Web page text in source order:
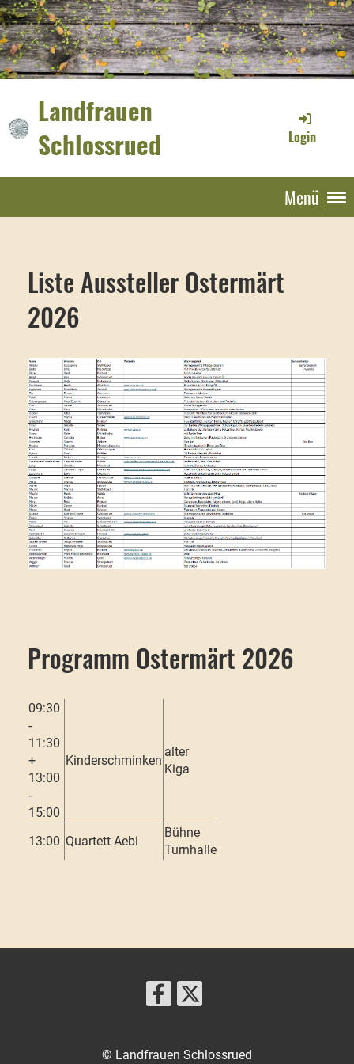
Landfrauen
Schlossrued
Login
Menü
Liste Aussteller Ostermärt
2026
Programm Ostermärt 2026
09:30
-
11:30
+
13:00
-
15:00
Kinderschminken
alter
Kiga
13:00 Quartett Aebi
Bühne
Turnhalle
© Landfrauen Schlossrued